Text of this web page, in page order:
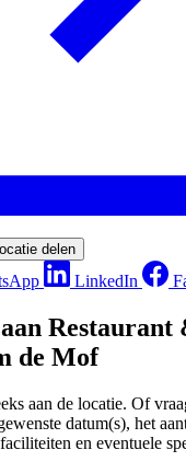
Locatie delen
LinkedIn
Restaurant
de Mof
aan de locatie. Of
datum(s), het
en eventuele